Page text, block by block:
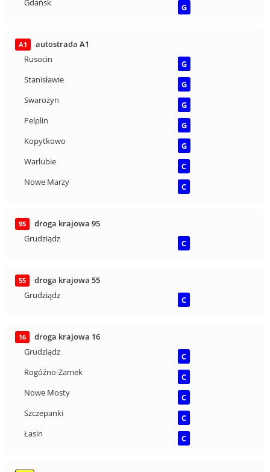
G
A1
autostrada A1
Rusocin
G
Stanisławie
G
Swarożyn
G
Pelplin
G
Kopytkowo
G
Warlubie
C
Nowe Marzy
C
95
droga krajowa 95
Grudziądz
C
55
droga krajowa 55
Grudziądz
C
16
droga krajowa 16
Grudziądz
C
Rogóźno-Zamek
C
Nowe Mosty
C
Szczepanki
C
Łasin
C